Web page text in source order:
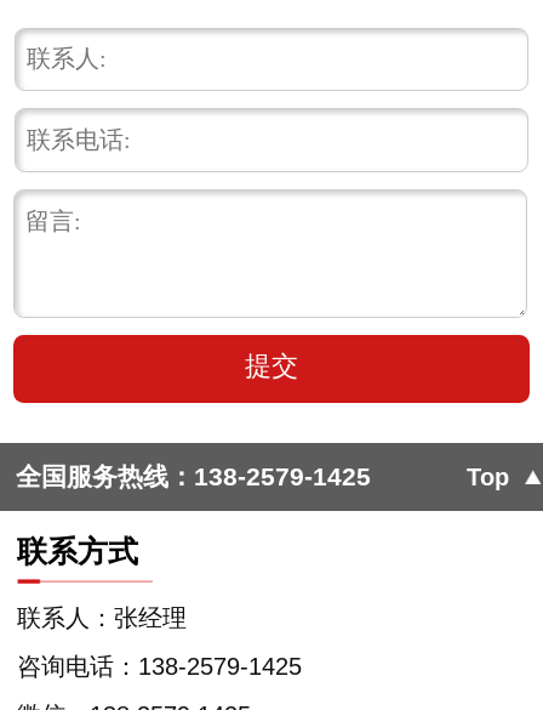
全国服务热线： 138-2579-1425 Top
联系方式
咨询电话：138-2579-1425
联系人：张经理